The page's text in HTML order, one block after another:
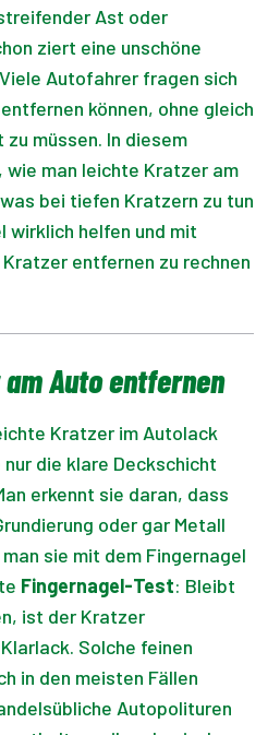
Ast oder
ziert eine unschöne
Autofahrer fragen sich
können, ohne gleich
müssen. In diesem
man leichte Kratzer am
bei tiefen Kratzern zu tun
wirklich helfen und mit
entfernen zu rechnen
Auto entfernen
Kratzer im Autolack
die klare Deckschicht
erkennt sie daran, dass
oder gar Metall
sie mit dem Fingernagel
Fingernagel-Test: Bleibt
ist der Kratzer
Solche feinen
in den meisten Fällen
Autopolituren